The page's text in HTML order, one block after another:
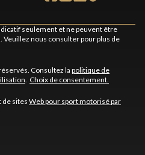
seulement et ne peuvent être
nous consulter pour plus de
Consultez la politique de
Choix de consentement.
de sitesWeb pour sport motorisé par